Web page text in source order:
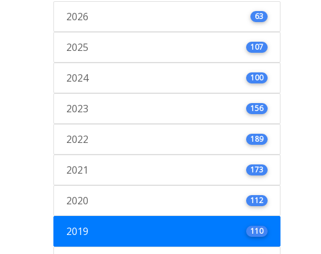
2026 63
2025 107
2024 100
2023 156
2022 189
2021 173
2020 112
2019 110